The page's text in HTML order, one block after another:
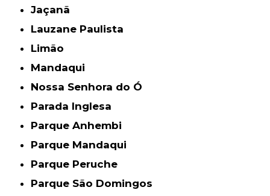
Jaçanã
Lauzane Paulista
Limão
Mandaqui
Nossa Senhora do Ó
Parada Inglesa
Parque Anhembi
Parque Mandaqui
Parque Peruche
Parque São Domingos